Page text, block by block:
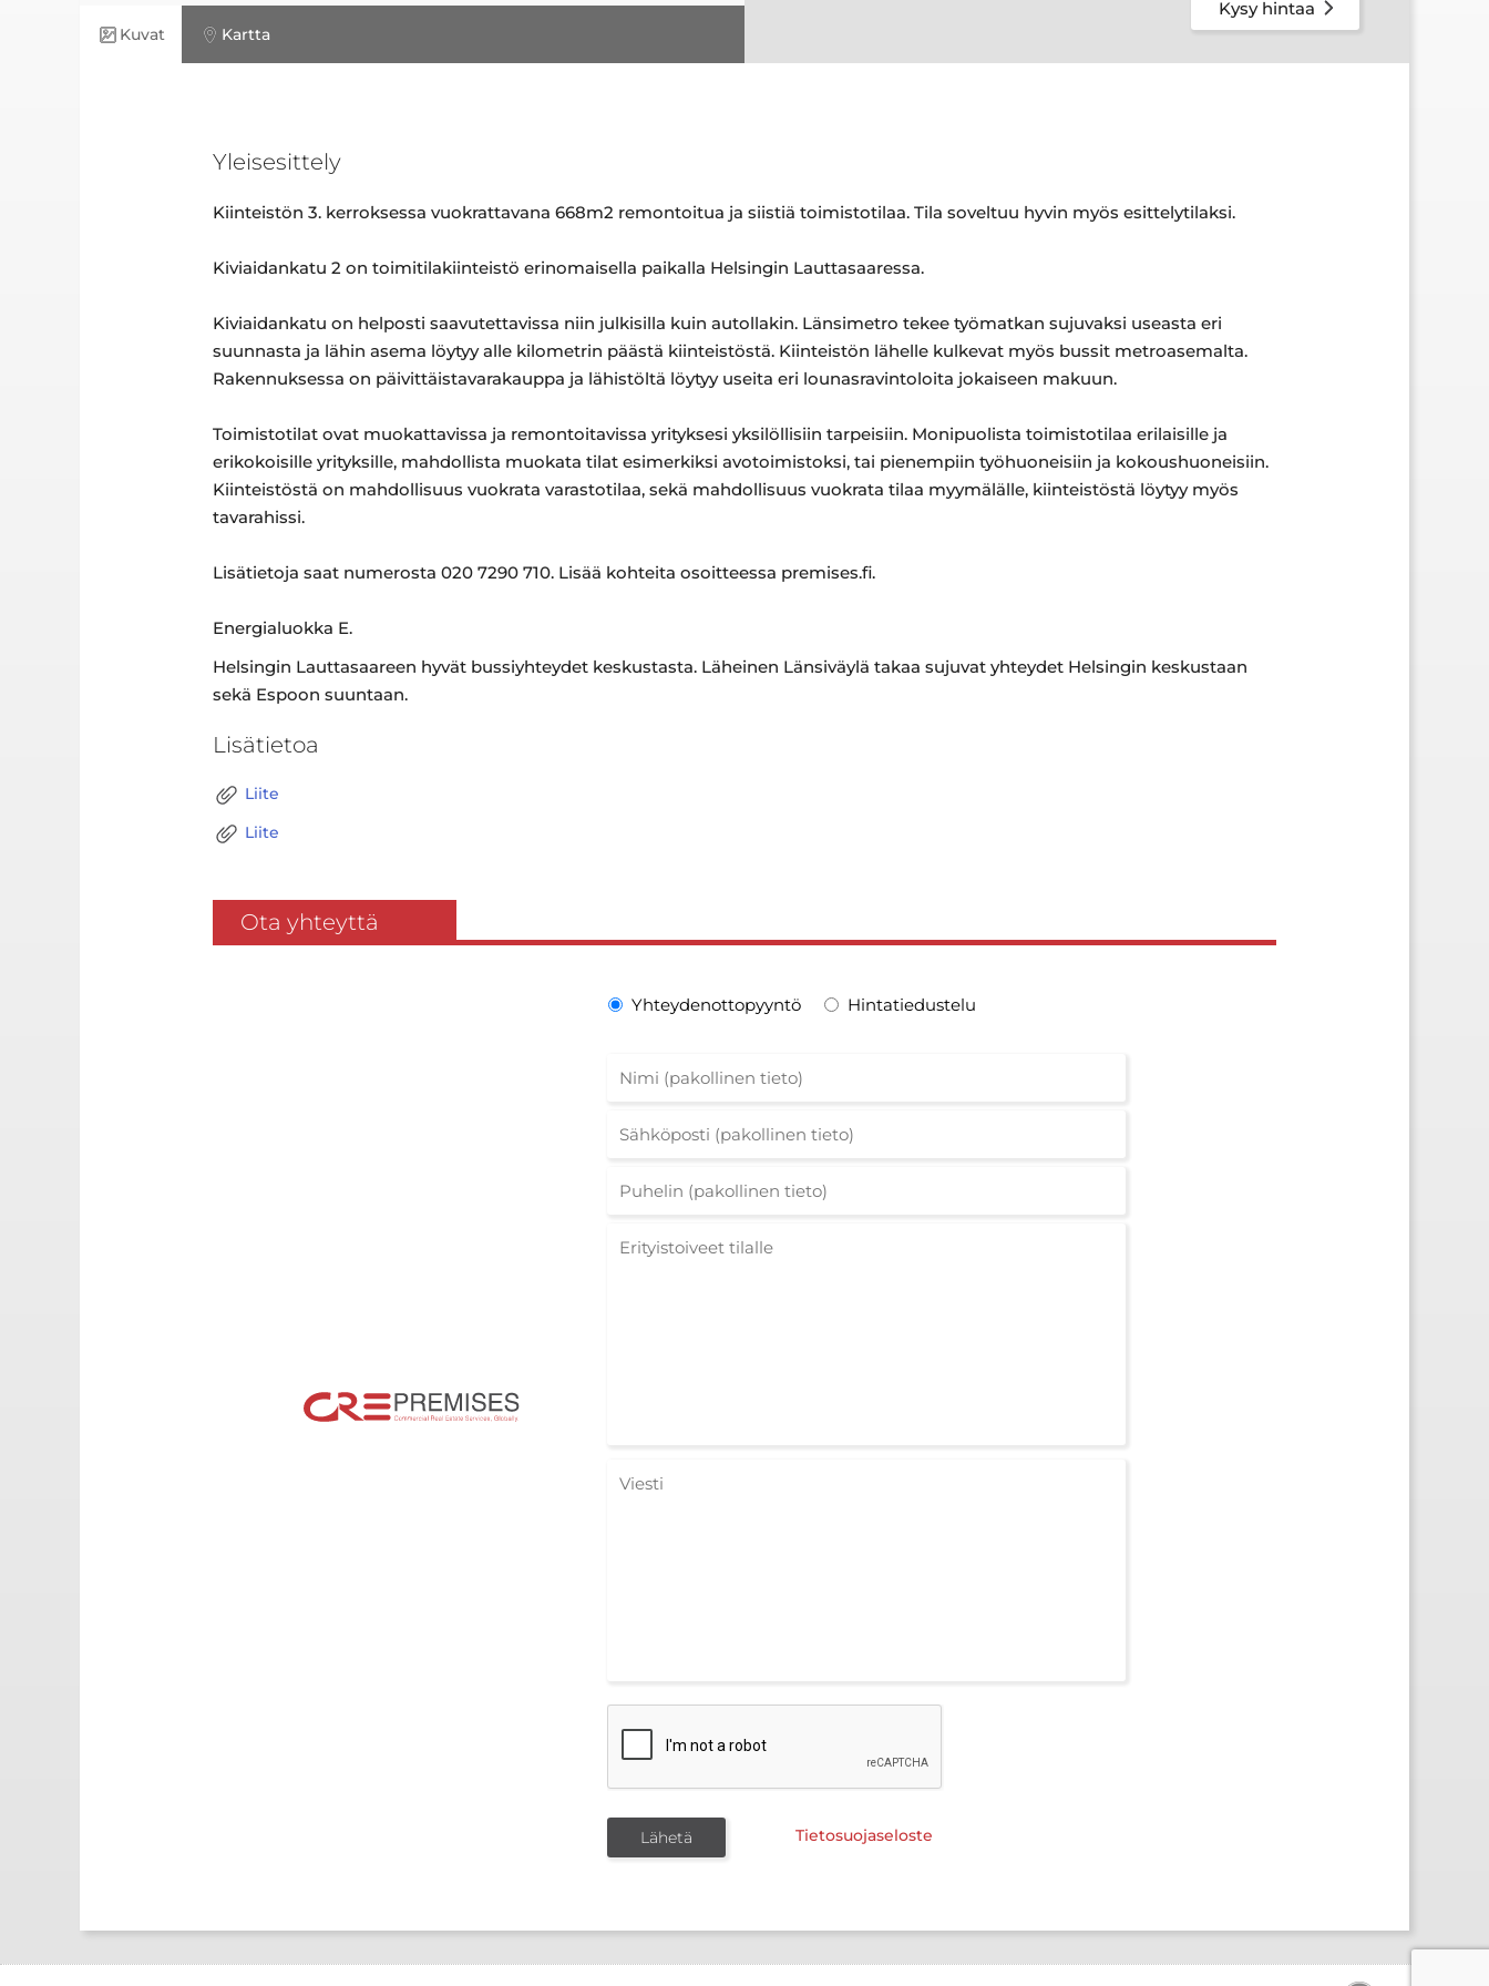
Kuvat Kartta
Kysy hintaa
Yleisesittely
Kiinteistön 3. kerroksessa vuokrattavana 668m2 remontoitua ja siistiä toimistotilaa. Tila soveltuu hyvin myös esittelytilaksi.
Kiviaidankatu 2 on toimitilakiinteistö erinomaisella paikalla Helsingin Lauttasaaressa.
Kiviaidankatu on helposti saavutettavissa niin julkisilla kuin autollakin. Länsimetro tekee työmatkan sujuvaksi useasta eri
suunnasta ja lähin asema löytyy alle kilometrin päästä kiinteistöstä. Kiinteistön lähelle kulkevat myös bussit metroasemalta.
Rakennuksessa on päivittäistavarakauppa ja lähistöltä löytyy useita eri lounasravintoloita jokaiseen makuun.
Toimistotilat ovat muokattavissa ja remontoitavissa yrityksesi yksilöllisiin tarpeisiin. Monipuolista toimistotilaa erilaisille ja
erikokoisille yrityksille, mahdollista muokata tilat esimerkiksi avotoimistoksi, tai pienempiin työhuoneisiin ja kokoushuoneisiin.
Kiinteistöstä on mahdollisuus vuokrata varastotilaa, sekä mahdollisuus vuokrata tilaa myymälälle, kiinteistöstä löytyy myös
tavarahissi.
Lisätietoja saat numerosta 020 7290 710. Lisää kohteita osoitteessa premises.fi.
Energialuokka E.
Helsingin Lauttasaareen hyvät bussiyhteydet keskustasta. Läheinen Länsiväylä takaa sujuvat yhteydet Helsingin keskustaan
sekä Espoon suuntaan.
Lisätietoa
Liite
Liite
Ota yhteyttä
Yhteydenottopyyntö Hintatiedustelu
Tietosuojaseloste